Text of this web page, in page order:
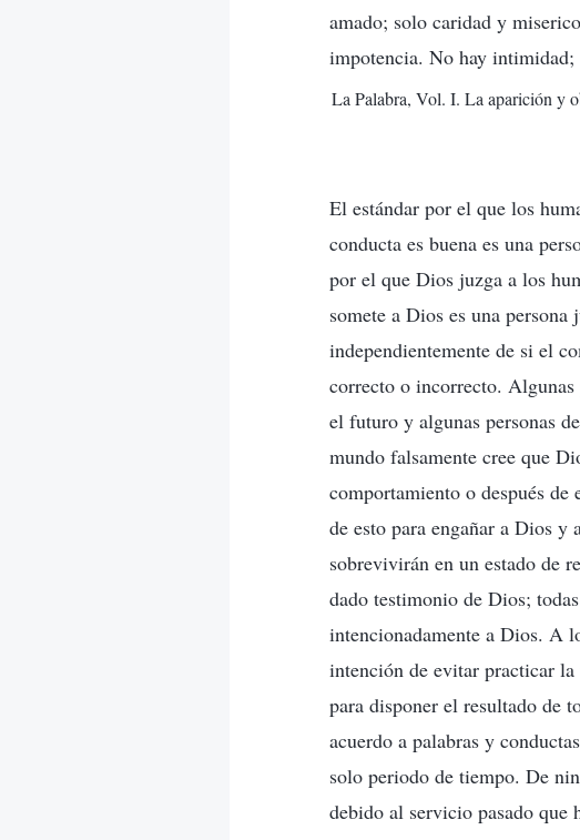
amado; solo caridad y
impotencia. No hay intimidad;
La Palabra, Vol. I. La aparición y
El estándar por el que los
conducta es buena es una
por el que Dios juzga a los
somete a Dios es una
independientemente de si el
correcto o incorrecto. Algunas
el futuro y algunas personas
mundo falsamente cree que
comportamiento o después de
de esto para engañar a Dios
sobrevivirán en un estado de
dado testimonio de Dios;
intencionadamente a Dios. A
intención de evitar practicar la
para disponer el resultado de
acuerdo a palabras y
solo periodo de tiempo. De
debido al servicio pasado que